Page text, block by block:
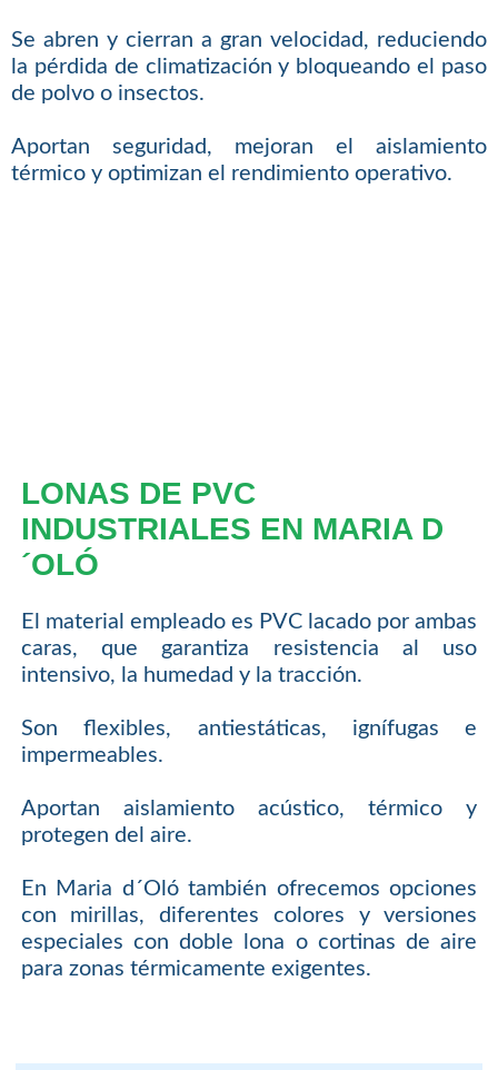
Se abren y cierran a gran velocidad, reduciendo
la pérdida de climatización y bloqueando el paso
de polvo o insectos.
Aportan seguridad, mejoran el aislamiento
térmico y optimizan el rendimiento operativo.
LONAS DE PVC
INDUSTRIALES EN MARIA D
´OLÓ
El material empleado es PVC lacado por ambas
caras, que garantiza resistencia al uso
intensivo, la humedad y la tracción.
Son flexibles, antiestáticas, ignífugas e
impermeables.
Aportan aislamiento acústico, térmico y
protegen del aire.
En Maria d´Oló también ofrecemos opciones
con mirillas, diferentes colores y versiones
especiales con doble lona o cortinas de aire
para zonas térmicamente exigentes.